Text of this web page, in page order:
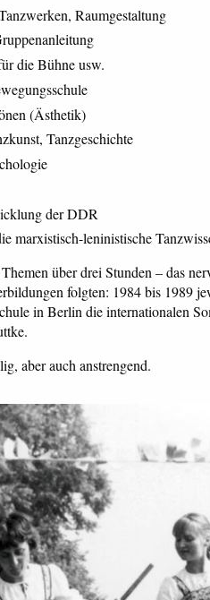
Raumgestaltung
die Bühne usw.
(Ästhetik)
Tanzgeschichte
der DDR
marxistisch-leninistische
über drei Stunden – das
folgten: 1984 bis 1989
in Berlin die internationalen
aber auch anstrengend.